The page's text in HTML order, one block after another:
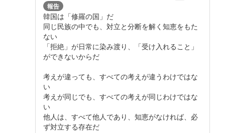
報告
韓国は「修羅の国」だ
同じ民族の中でも、対立と分断を解く知恵をもた
ない
「拒絶」が日常に染み渡り、「受け入れること」
ができないからだ
考えが違っても、すべての考えが違うわけではな
い
考えが同じでも、すべての考えが同じわけではな
い
他人は、すべて他人であり、知恵がなければ、必
ず対立する存在だ